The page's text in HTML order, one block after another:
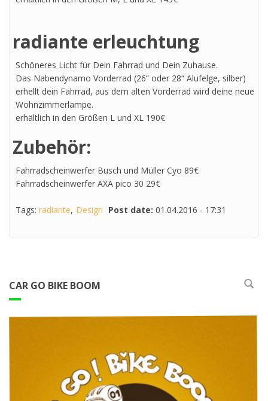
radiante erleuchtung
Schöneres Licht für Dein Fahrrad und Dein Zuhause.
Das Nabendynamo Vorderrad (26“ oder 28“ Alufelge, silber)
erhellt dein Fahrrad, aus dem alten Vorderrad wird deine neue
Wohnzimmerlampe.
erhältlich in den Größen L und XL 190€
Zubehör:
Fahrradscheinwerfer Busch und Müller Cyo 89€
Fahrradscheinwerfer AXA pico 30 29€
Tags: radiante Design Post date: 01.04.2016 - 17:31
CAR GO BIKE BOOM